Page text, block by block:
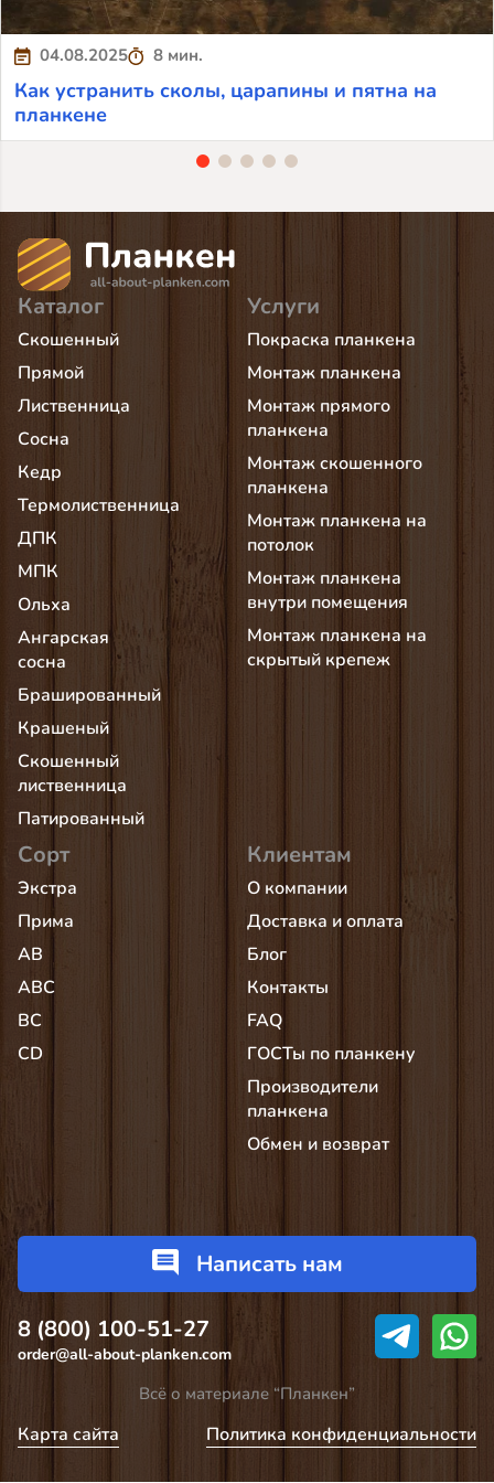
04.08.2025 8 мин.
Как устранить сколы, царапины и пятна на
планкене
Каталог
Скошенный
Прямой
Лиственница
Сосна
Кедр
Термолиственница
ДПК
МПК
Ольха
Ангарская
сосна
Брашированный
Крашеный
Скошенный
лиственница
Патированный
Услуги
Покраска планкена
Монтаж планкена
Монтаж прямого
планкена
Монтаж скошенного
планкена
Монтаж планкена на
потолок
Монтаж планкена
внутри помещения
Монтаж планкена на
скрытый крепеж
Сорт
Экстра
Прима
AB
АВС
BC
CD
Клиентам
О компании
Доставка и оплата
Блог
Контакты
FAQ
ГОСТы по планкену
Производители
планкена
Обмен и возврат
Написать нам
8 (800) 100-51-27
order@all-about-planken.com
Всё о материале “Планкен”
Карта сайта Политика конфиденциальности